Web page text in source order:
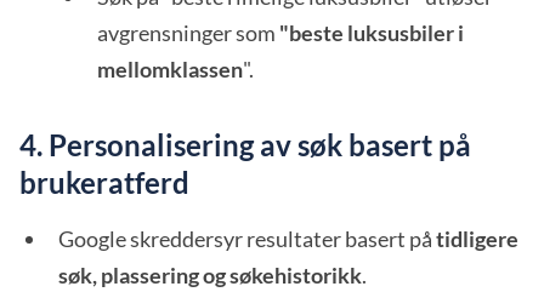
avgrensninger som "beste luksusbiler i
mellomklassen".
4. Personalisering av søk basert på
brukeratferd
Google skreddersyr resultater basert påtidligere
søk, plassering og søkehistorikk.